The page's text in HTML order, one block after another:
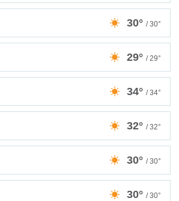
30° / 30°
29° / 29°
34° / 34°
32° / 32°
30° / 30°
30° / 30°